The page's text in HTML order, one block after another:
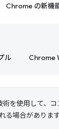
Chrome の新機
ル Chrome
術を使用して、
る場合があります